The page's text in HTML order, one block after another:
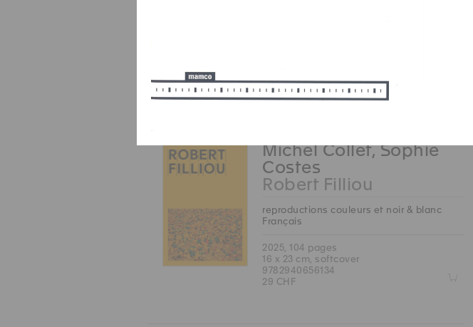
9783037646212
38 CHF
Michel Collet, Sophie
Costes
Robert Filliou
reproductions couleurs et noir & blanc
Français
2025, 104 pages
16 x 23 cm, softcover
9782940656134
29 CHF
Z